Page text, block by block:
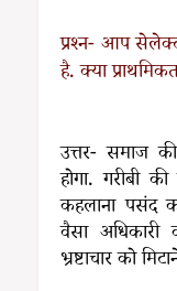
प्रश्न- आप
है. क्या
उत्तर- समाज
होगा. गरीबी
कहलाना पसंद
वैसा
भ्रष्टाचार को